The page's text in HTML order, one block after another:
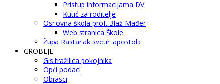
Pristup informacijama DV
Kutić za roditelje
Osnovna škola prof. Blaž Mađer
Web stranica Škole
Župa Rastanak svetih apostola
GROBLJE
Gis tražilica pokojnika
Opći podaci
Obrasci